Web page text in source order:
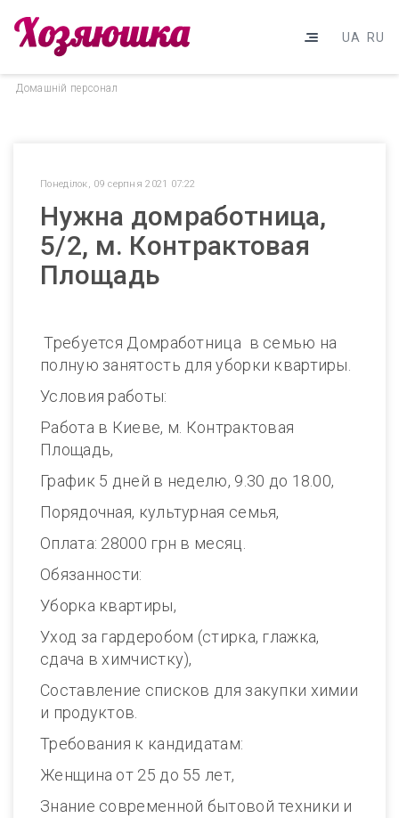
UA RU
Домашнiй персонал
Понеділок, 09 серпня 2021 07:22
Нужна домработница,
5/2, м. Контрактовая
Площадь
Требуется Домработница в семью на
полную занятость для уборки квартиры.
Условия работы:
Работа в Киеве, м. Контрактовая
Площадь,
График 5 дней в неделю, 9.30 до 18.00,
Порядочная, культурная семья,
Оплата: 28000 грн в месяц.
Обязанности:
Уборка квартиры,
Уход за гардеробом (стирка, глажка,
сдача в химчистку),
Составление списков для закупки химии
и продуктов.
Требования к кандидатам:
Женщина от 25 до 55 лет,
Знание современной бытовой техники и